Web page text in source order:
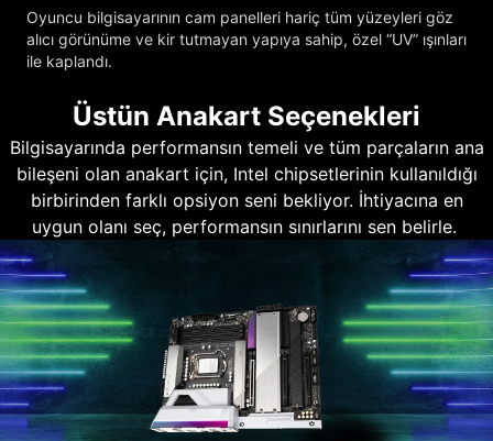
Oyuncu bilgisayarının cam panelleri hariç tüm yüzeyleri göz
alıcı görünüme ve kir tutmayan yapıya sahip, özel “UV” ışınları
ile kaplandı.
Üstün Anakart Seçenekleri
Bilgisayarında performansın temeli ve tüm parçaların ana
bileşeni olan anakart için, Intel chipsetlerinin kullanıldığı
birbirinden farklı opsiyon seni bekliyor. İhtiyacına en
uygun olanı seç, performansın sınırlarını sen belirle.